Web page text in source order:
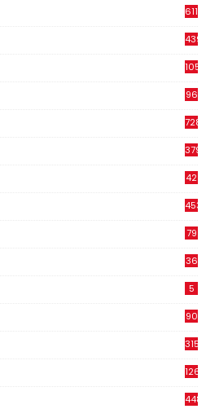
611
439
1054
96
7285
3793
42
453
79
36
5
90
315
1265
448